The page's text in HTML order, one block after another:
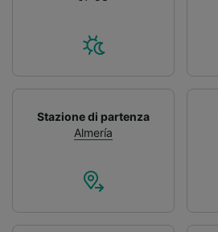
Stazione di partenza
Almería